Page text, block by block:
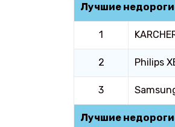
Лучшие
1
2 Philips
3
Лучшие